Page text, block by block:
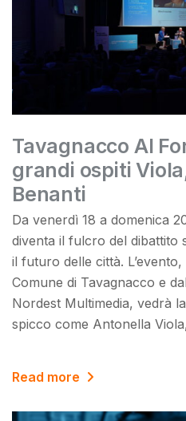
Tavagnacco AI
grandi ospiti
Benanti
Da venerdì 18 a domenica
diventa il fulcro del dibattito
il futuro delle città.
Comune di Tavagnacco e
Nordest Multimedia, vedrà
spicco come Antonella
Read more